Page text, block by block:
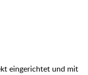
eingerichtet und mit